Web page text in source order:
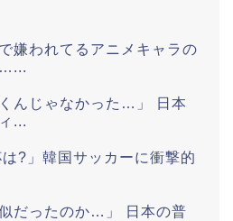
嫌われてるアニメキャラの
…...
んじゃなかった…」 日本
...
?」韓国サッカーに衝撃的
だったのか…」 日本の普